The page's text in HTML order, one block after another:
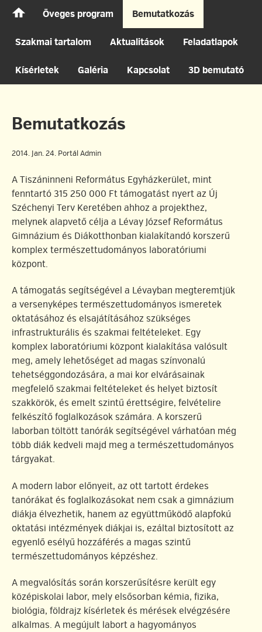
FőoldalÖveges program Bemutatkozás
Szakmai tartalom Aktualitások Feladatlapok
Kísérletek Galéria Kapcsolat 3D bemutató
Bemutatkozás
2014. Jan. 24. Portál Admin
A Tiszáninneni Református Egyházkerület, mint
fenntartó 315 250 000 Ft támogatást nyert az Új
Széchenyi Terv Keretében ahhoz a projekthez,
melynek alapvető célja a Lévay József Református
Gimnázium és Diákotthonban kialakítandó korszerű
komplex természettudományos laboratóriumi
központ.
A támogatás segítségével a Lévayban megteremtjük
a versenyképes természettudományos ismeretek
oktatásához és elsajátításához szükséges
infrastrukturális és szakmai feltételeket. Egy
komplex laboratóriumi központ kialakítása valósult
meg, amely lehetőséget ad magas színvonalú
tehetséggondozására, a mai kor elvárásainak
megfelelő szakmai feltételeket és helyet biztosít
szakkörök, és emelt szintű érettségire, felvételire
felkészítő foglalkozások számára. A korszerű
laborban töltött tanórák segítségével várhatóan még
több diák kedveli majd meg a természettudományos
tárgyakat.
A modern labor előnyeit, az ott tartott érdekes
tanórákat és foglalkozásokat nem csak a gimnázium
diákja élvezhetik, hanem az együttműködő alapfokú
oktatási intézmények diákjai is, ezáltal biztosított az
egyenlő esélyű hozzáférés a magas szintű
természettudományos képzéshez.
A megvalósítás során korszerűsítésre került egy
középiskolai labor, mely elsősorban kémia, fizika,
biológia, földrajz kísérletek és mérések elvégzésére
alkalmas. A megújult labort a hagyományos